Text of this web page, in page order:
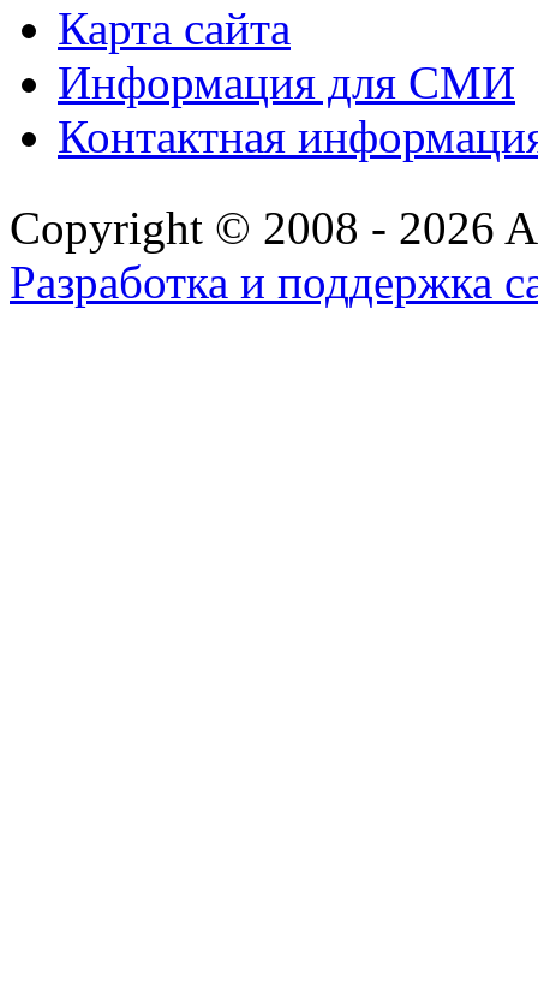
Карта сайта
Информация для СМИ
Контактная
Copyright © 2008 - 2026
Разработка и поддержка